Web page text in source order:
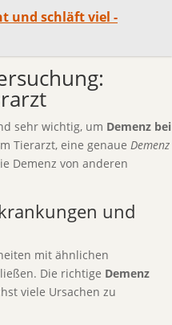
und schläft viel -
sehr wichtig, um Demenz bei
Tierarzt, eine genaue Demenz
Demenz von anderen
und
mit ähnlichen
Die richtige Demenz
viele Ursachen zu